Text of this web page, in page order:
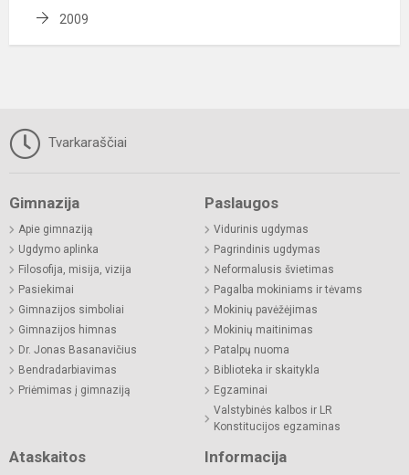
2009
Tvarkaraščiai
Gimnazija
Apie gimnaziją
Ugdymo aplinka
Filosofija, misija, vizija
Pasiekimai
Gimnazijos simboliai
Gimnazijos himnas
Dr. Jonas Basanavičius
Bendradarbiavimas
Priėmimas į gimnaziją
Paslaugos
Vidurinis ugdymas
Pagrindinis ugdymas
Neformalusis švietimas
Pagalba mokiniams ir tėvams
Mokinių pavėžėjimas
Mokinių maitinimas
Patalpų nuoma
Biblioteka ir skaitykla
Egzaminai
Valstybinės kalbos ir LR
Konstitucijos egzaminas
Ataskaitos Informacija